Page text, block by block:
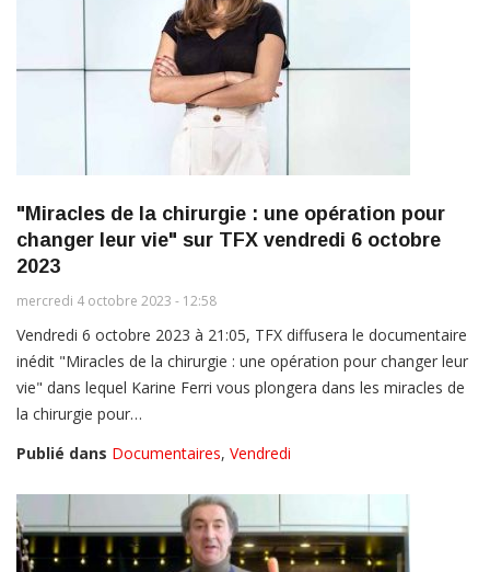
"Miracles de la chirurgie : une opération pour
changer leur vie" sur TFX vendredi 6 octobre
2023
mercredi 4 octobre 2023 - 12:58
Vendredi 6 octobre 2023 à 21:05, TFX diffusera le documentaire
inédit "Miracles de la chirurgie : une opération pour changer leur
vie" dans lequel Karine Ferri vous plongera dans les miracles de
la chirurgie pour…
Publié dans Documentaires, Vendredi